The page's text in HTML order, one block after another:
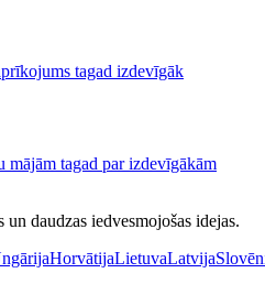
tagad izdevīgāk
mājām tagad par izdevīgākām
un daudzas iedvesmojošas idejas.
HorvātijaLietuvaLatvija